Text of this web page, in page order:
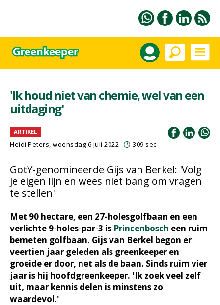
'Ik houd niet van chemie, wel van een
uitdaging'
ARTIKEL
Heidi Peters, woensdag 6 juli 2022 309 sec
GotY-genomineerde Gijs van Berkel: 'Volg
je eigen lijn en wees niet bang om vragen
te stellen'
Met 90 hectare, een 27-holesgolfbaan en een
verlichte 9-holes-par-3 is Princenbosch een ruim
bemeten golfbaan. Gijs van Berkel begon er
veertien jaar geleden als greenkeeper en
groeide er door, net als de baan. Sinds ruim vier
jaar is hij hoofdgreenkeeper. 'Ik zoek veel zelf
uit, maar kennis delen is minstens zo
waardevol.'